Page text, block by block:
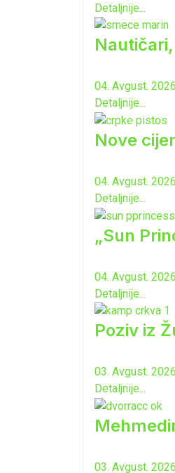
Detaljnije...
04. Avgust.
Detaljnije...
Nove
04. Avgust.
Detaljnije...
„Sun
04. Avgust.
Detaljnije...
Poziv iz
03. Avgust.
Detaljnije...
03. Avgust.